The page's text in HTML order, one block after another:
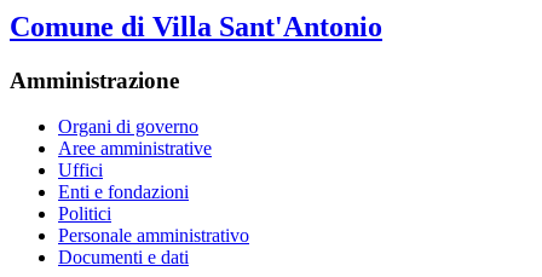
Comune di Villa Sant'Antonio
Amministrazione
Organi di governo
Aree amministrative
Uffici
Enti e fondazioni
Politici
Personale amministrativo
Documenti e dati